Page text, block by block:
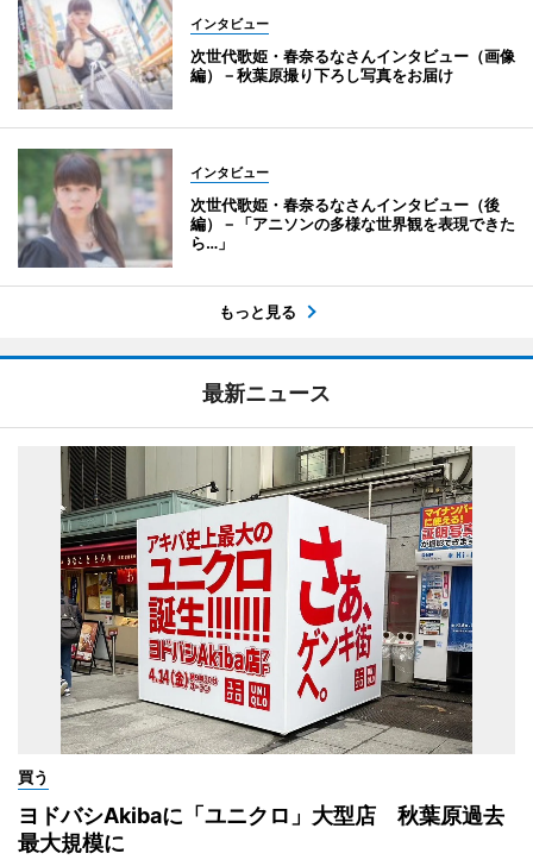
インタビュー
次世代歌姫・春奈るなさんインタビュー（画像
編）－秋葉原撮り下ろし写真をお届け
インタビュー
次世代歌姫・春奈るなさんインタビュー（後
編）－「アニソンの多様な世界観を表現できた
ら…」
もっと見る
最新ニュース
買う
ヨドバシAkibaに「ユニクロ」大型店 秋葉原過去
最大規模に